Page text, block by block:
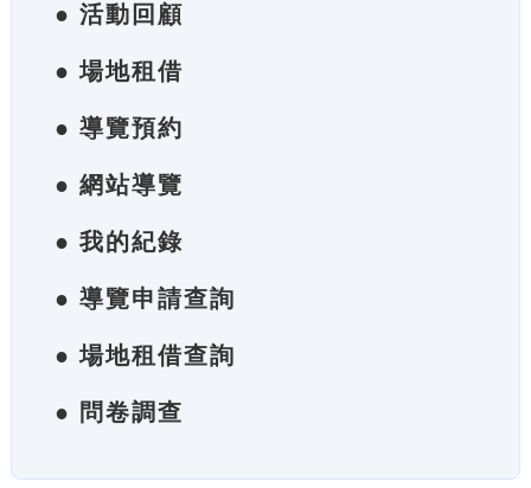
● 活動回顧
● 場地租借
● 導覽預約
● 網站導覽
● 我的紀錄
● 導覽申請查詢
● 場地租借查詢
● 問卷調查